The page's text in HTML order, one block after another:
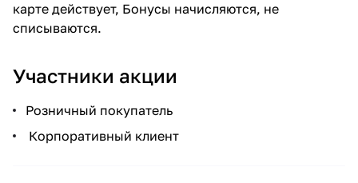
карте действует, Бонусы начисляются, не
списываются.
Участники акции
Розничный покупатель
Корпоративный клиент